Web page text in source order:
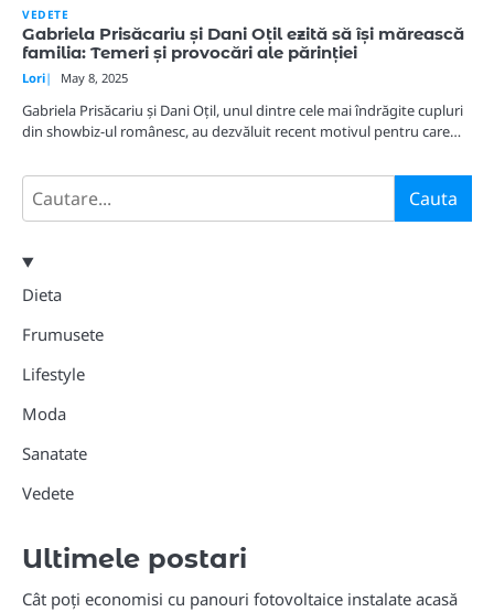
VEDETE
Gabriela Prisăcariu și Dani Oțil ezită să își mărească
familia: Temeri și provocări ale părinției
Lori May 8, 2025
Gabriela Prisăcariu și Dani Oțil, unul dintre cele mai îndrăgite cupluri
din showbiz-ul românesc, au dezvăluit recent motivul pentru care…
Search Cauta
Dieta
Frumusete
Lifestyle
Moda
Sanatate
Vedete
Ultimele postari
Cât poți economisi cu panouri fotovoltaice instalate acasă